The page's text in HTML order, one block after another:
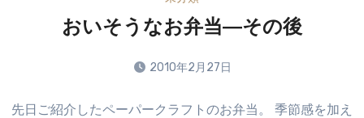
おいそうなお弁当―その後
2010年2月27日
先日ご紹介したペーパークラフトのお弁当。 季節感を加え